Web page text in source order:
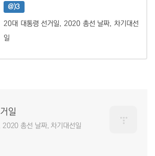
@)3
20대 대통령 선거일, 2020 총선 날짜, 차기대선
일
일
2020 총선 날짜, 차기대선일